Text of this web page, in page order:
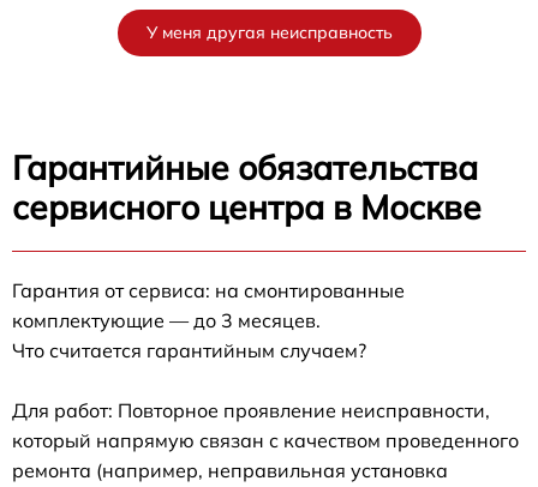
У меня другая неисправность
Гарантийные обязательства
сервисного центра в Москве
Гарантия от сервиса: на смонтированные
комплектующие — до 3 месяцев.
Что считается гарантийным случаем?
Для работ: Повторное проявление неисправности,
который напрямую связан с качеством проведенного
ремонта (например, неправильная установка